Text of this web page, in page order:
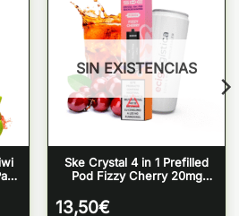
SIN EXISTENCIAS
Ske Crystal 4 in 1 Prefilled
Pod Fizzy Cherry 20mg
13,50€